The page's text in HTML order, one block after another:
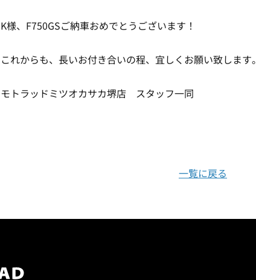
K様、F750GSご納車おめでとうございます！
これからも、長いお付き合いの程、宜しくお願い致します。
モトラッドミツオカサカ堺店 スタッフ一同
一覧に戻る